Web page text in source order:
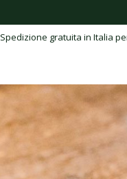
Spedizione gratuita in Italia